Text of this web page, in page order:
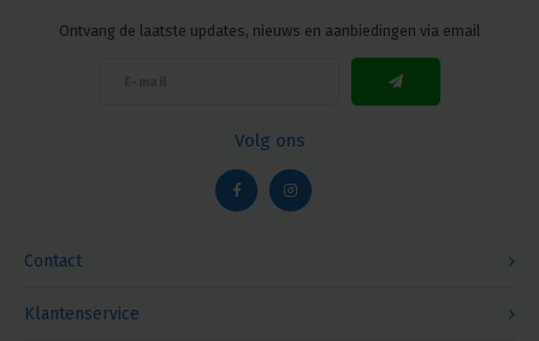
Contact
Ontvang de laatste updates, nieuws en aanbiedingen via email
Volg ons
Klantenservice